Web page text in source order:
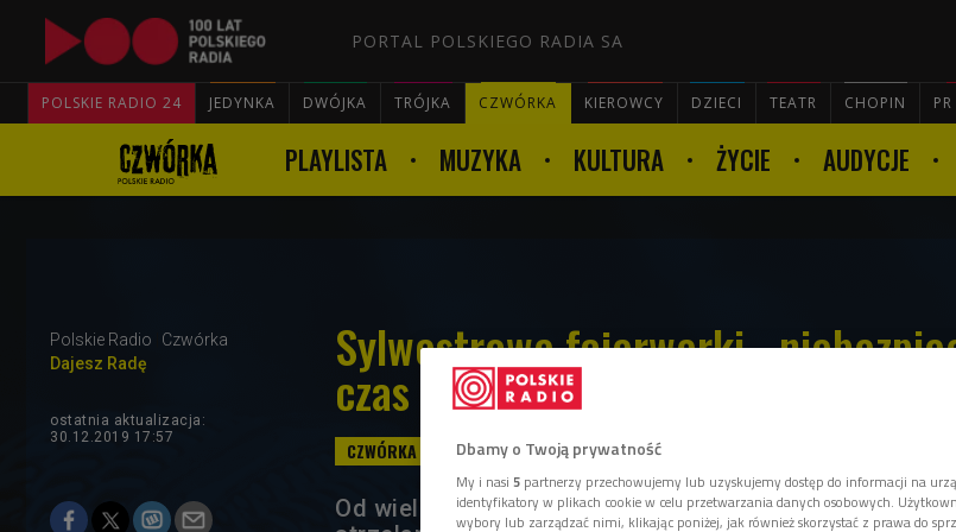
PORTAL POLSKIEGO RADIA SA
POLSKIE RADIO 24 JEDYNKA DWÓJKA TRÓJKA CZWÓRKA KIEROWCY DZIECI TEATR CHOPIN
PLAYLISTA MUZYKA KULTURA ŻYCIE AUDYCJE
Polskie Radio
Czwórka
Dajesz Radę
Sylwestrowe fajerwerki -
czas dla zwierząt
ostatnia aktualizacja:
30.12.2019 17:57
Od wielu lat trwa kampania na rzecz zaprzestania
Dbamy o Twoją prywatność
My i nasi 5 partnerzy przechowujemy lub uzyskujemy dostęp do informacji na
identyfikatory w plikach cookie w celu przetwarzania danych osobowych.
wybory lub zarządzać nimi, klikając poniżej, jak również skorzystać z prawa do